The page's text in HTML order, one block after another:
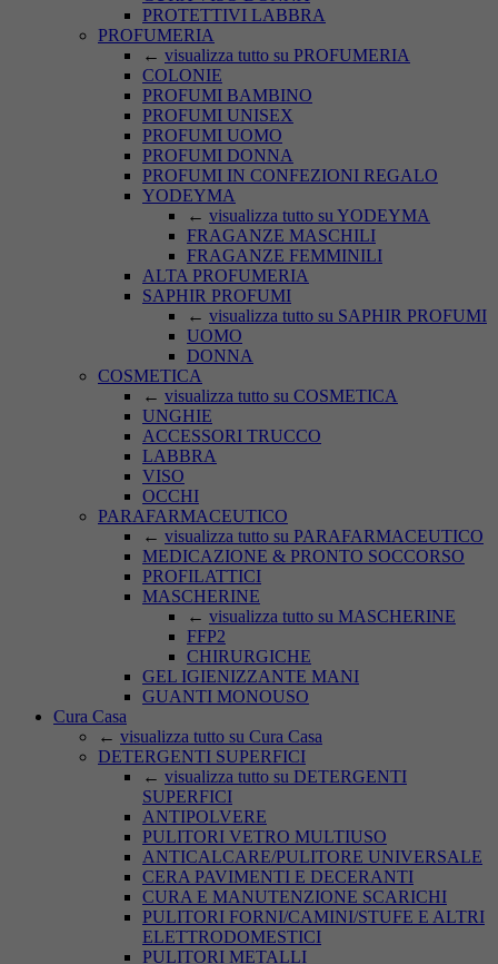
PROTETTIVI LABBRA
PROFUMERIA
← visualizza tutto su PROFUMERIA
COLONIE
PROFUMI BAMBINO
PROFUMI UNISEX
PROFUMI UOMO
PROFUMI DONNA
PROFUMI IN CONFEZIONI REGALO
YODEYMA
← visualizza tutto su YODEYMA
FRAGANZE MASCHILI
FRAGANZE FEMMINILI
ALTA PROFUMERIA
SAPHIR PROFUMI
← visualizza tutto su SAPHIR PROFUMI
UOMO
DONNA
COSMETICA
← visualizza tutto su COSMETICA
UNGHIE
ACCESSORI TRUCCO
LABBRA
VISO
OCCHI
PARAFARMACEUTICO
← visualizza tutto su PARAFARMACEUTICO
MEDICAZIONE & PRONTO SOCCORSO
PROFILATTICI
MASCHERINE
← visualizza tutto su MASCHERINE
FFP2
CHIRURGICHE
GEL IGIENIZZANTE MANI
GUANTI MONOUSO
Cura Casa
← visualizza tutto su Cura Casa
DETERGENTI SUPERFICI
← visualizza tutto su DETERGENTI
SUPERFICI
ANTIPOLVERE
PULITORI VETRO MULTIUSO
ANTICALCARE/PULITORE UNIVERSALE
CERA PAVIMENTI E DECERANTI
CURA E MANUTENZIONE SCARICHI
PULITORI FORNI/CAMINI/STUFE E ALTRI
ELETTRODOMESTICI
PULITORI METALLI